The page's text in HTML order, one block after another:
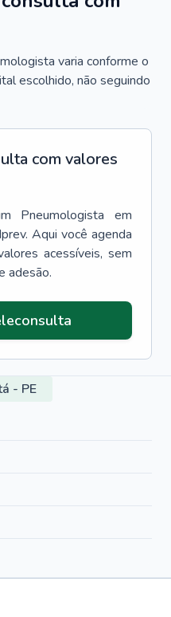
varia conforme o
escolhido, não seguindo
com valores
Pneumologista
em
Aqui você agenda
acessíveis, sem
adesão.
- PE